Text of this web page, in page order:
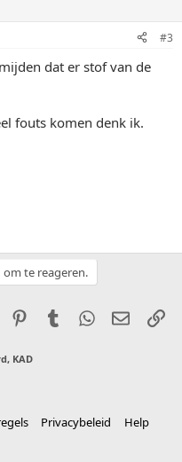
#3
dat er stof van de
fouts komen denk ik.
te reageren.
PinterestTumblr WhatsApp
E-mail
KAD
Privacybeleid
Help